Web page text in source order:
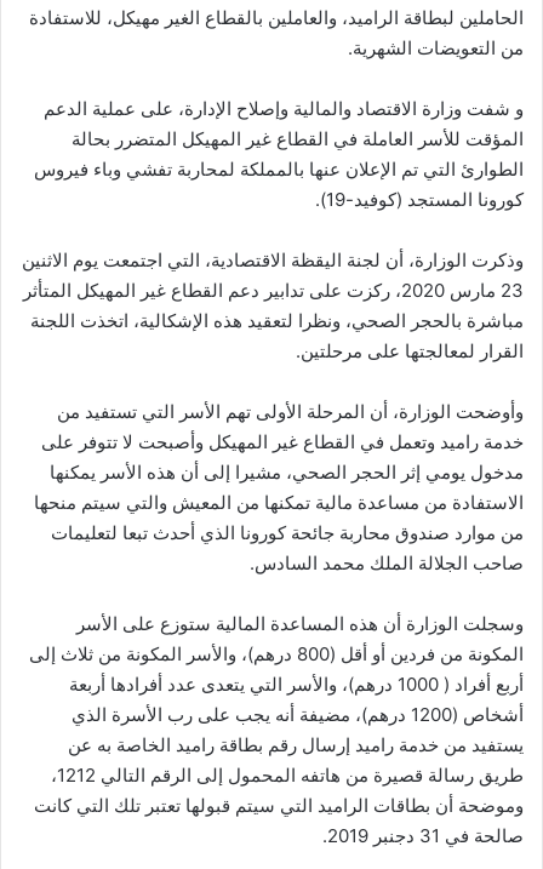
الحاملين لبطاقة الراميد، والعاملين بالقطاع الغير مهيكل، للاستفادة
من التعويضات الشهرية.
و شفت وزارة الاقتصاد والمالية وإصلاح الإدارة، على عملية الدعم
المؤقت للأسر العاملة في القطاع غير المهيكل المتضرر بحالة
الطوارئ التي تم الإعلان عنها بالمملكة لمحاربة تفشي وباء فيروس
كورونا المستجد (كوفيد-19).
وذكرت الوزارة، أن لجنة اليقظة الاقتصادية، التي اجتمعت يوم الاثنين
23 مارس 2020، ركزت على تدابير دعم القطاع غير المهيكل المتأثر
مباشرة بالحجر الصحي، ونظرا لتعقيد هذه الإشكالية، اتخذت اللجنة
القرار لمعالجتها على مرحلتين.
وأوضحت الوزارة، أن المرحلة الأولى تهم الأسر التي تستفيد من
خدمة راميد وتعمل في القطاع غير المهيكل وأصبحت لا تتوفر على
مدخول يومي إثر الحجر الصحي، مشيرا إلى أن هذه الأسر يمكنها
الاستفادة من مساعدة مالية تمكنها من المعيش والتي سيتم منحها
من موارد صندوق محاربة جائحة كورونا الذي أحدث تبعا لتعليمات
صاحب الجلالة الملك محمد السادس.
وسجلت الوزارة أن هذه المساعدة المالية ستوزع على الأسر
المكونة من فردين أو أقل (800 درهم)، والأسر المكونة من ثلاث إلى
أربع أفراد ( 1000 درهم)، والأسر التي يتعدى عدد أفرادها أربعة
أشخاص (1200 درهم)، مضيفة أنه يجب على رب الأسرة الذي
يستفيد من خدمة راميد إرسال رقم بطاقة راميد الخاصة به عن
طريق رسالة قصيرة من هاتفه المحمول إلى الرقم التالي 1212،
وموضحة أن بطاقات الراميد التي سيتم قبولها تعتبر تلك التي كانت
صالحة في 31 دجنبر 2019.